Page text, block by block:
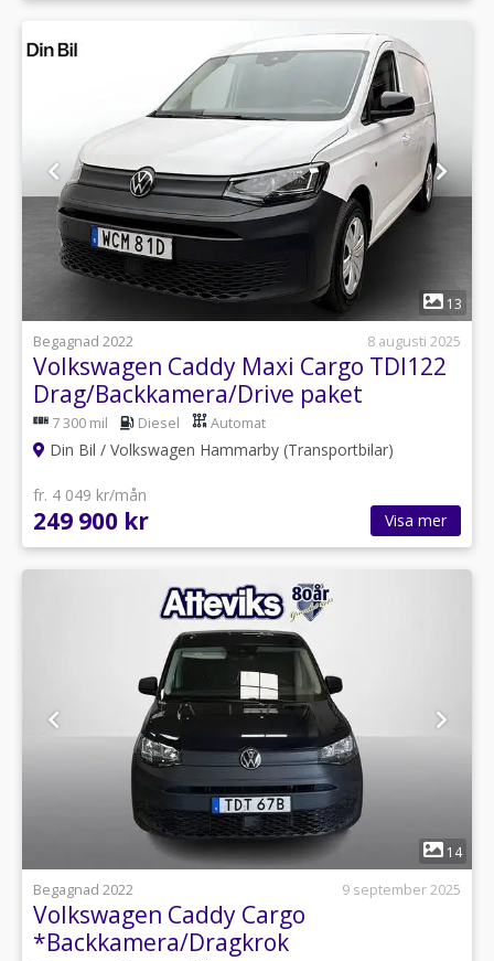
1
13
Begagnad 2022
8 augusti 2025
Volkswagen Caddy Maxi Cargo TDI122
Drag/Backkamera/Drive paket
7 300 mil Diesel Automat
Din Bil / Volkswagen Hammarby (Transportbilar)
fr. 4 049 kr/mån
249 900 kr Visa mer
1
14
Begagnad 2022
9 september 2025
Volkswagen Caddy Cargo
*Backkamera/Dragkrok